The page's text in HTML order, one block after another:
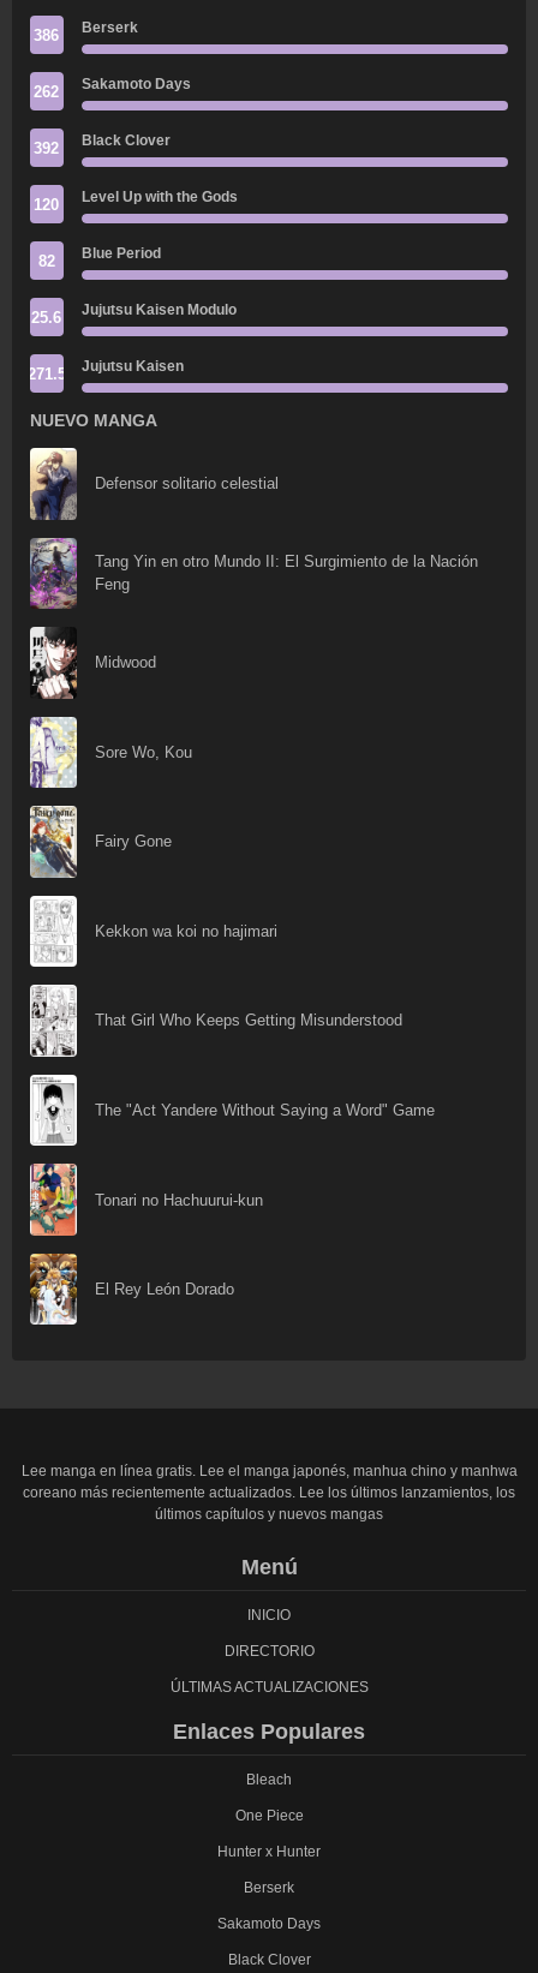
386 Berserk
262 Sakamoto Days
392 Black Clover
120 Level Up with the Gods
82 Blue Period
25.6 Jujutsu Kaisen Modulo
271.5 Jujutsu Kaisen
NUEVO MANGA
Defensor solitario celestial
Tang Yin en otro Mundo II: El Surgimiento de la Nación
Feng
Midwood
Sore Wo, Kou
Fairy Gone
Kekkon wa koi no hajimari
That Girl Who Keeps Getting Misunderstood
The "Act Yandere Without Saying a Word" Game
Tonari no Hachuurui-kun
El Rey León Dorado
Lee manga en línea gratis. Lee el manga japonés, manhua chino y manhwa
coreano más recientemente actualizados. Lee los últimos lanzamientos, los
últimos capítulos y nuevos mangas
Menú
INICIO
DIRECTORIO
ÚLTIMAS ACTUALIZACIONES
Enlaces Populares
Bleach
One Piece
Hunter x Hunter
Berserk
Sakamoto Days
Black Clover